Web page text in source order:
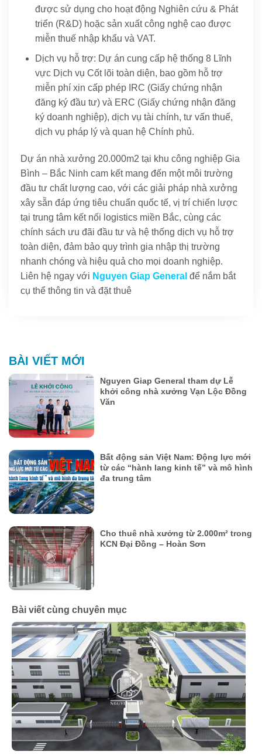
được sử dụng cho hoạt động Nghiên cứu & Phát
triển (R&D) hoặc sản xuất công nghệ cao được
miễn thuế nhập khẩu và VAT.
Dịch vụ hỗ trợ: Dự án cung cấp hệ thống 8 Lĩnh
vực Dịch vụ Cốt lõi toàn diện, bao gồm hỗ trợ
miễn phí xin cấp phép IRC (Giấy chứng nhận
đăng ký đầu tư) và ERC (Giấy chứng nhận đăng
ký doanh nghiệp), dịch vụ tài chính, tư vấn thuế,
dịch vụ pháp lý và quan hệ Chính phủ.
Dự án nhà xưởng 20.000m2 tại khu công nghiệp Gia
Bình – Bắc Ninh cam kết mang đến một môi trường
đầu tư chất lượng cao, với các giải pháp nhà xưởng
xây sẵn đáp ứng tiêu chuẩn quốc tế, vị trí chiến lược
tại trung tâm kết nối logistics miền Bắc, cùng các
chính sách ưu đãi đầu tư và hệ thống dịch vụ hỗ trợ
toàn diện, đảm bảo quy trình gia nhập thị trường
nhanh chóng và hiệu quả cho mọi doanh nghiệp.
Liên hệ ngay với Nguyen Giap General để nắm bắt
cụ thể thông tin và đặt thuê
BÀI VIẾT MỚI
Nguyen Giap General tham dự Lễ
khởi công nhà xưởng Vạn Lộc Đồng
Văn
Bất động sản Việt Nam: Động lực mới
từ các “hành lang kinh tế” và mô hình
đa trung tâm
Cho thuê nhà xưởng từ 2.000m² trong
KCN Đại Đồng – Hoàn Sơn
Bài viết cùng chuyên mục